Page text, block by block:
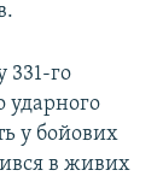
331-го
ударного
у бойових
в живих